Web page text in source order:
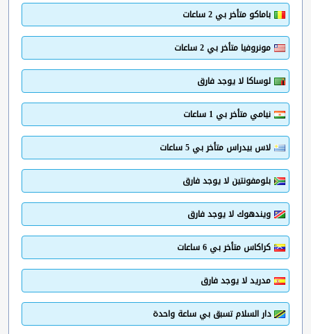
باماكو متأخر بي 2 ساعات
مونروفيا متأخر بي 2 ساعات
لوساكا لا يوجد فارق
نيامي متأخر بي 1 ساعات
لاس بيدراس متأخر بي 5 ساعات
بلومفونتين لا يوجد فارق
ويندهوك لا يوجد فارق
كراكاس متأخر بي 6 ساعات
مدريد لا يوجد فارق
دار السلام تسبق بي ساعة واحدة